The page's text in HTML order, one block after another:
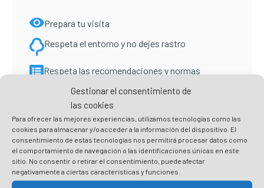
Gestionar el consentimiento de
las cookies
Para ofrecer las mejores experiencias, utilizamos tecnologías como las
cookies para almacenar y/o acceder a la información del dispositivo. El
consentimiento de estas tecnologías nos permitirá procesar datos como
el comportamiento de navegación o las identificaciones únicas en este
sitio. No consentir o retirar el consentimiento, puede afectar
negativamente a ciertas características y funciones.
Prepara tu visita
Respeta el entorno y no dejes rastro
Respeta las recomendaciones y normas
Consume local y ayuda a los negocios de
Practica un turismo responsable